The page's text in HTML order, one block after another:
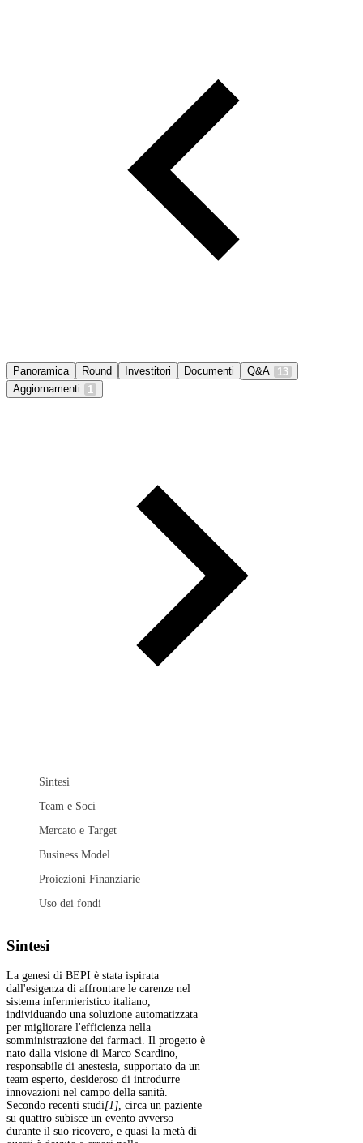
Panoramica Round Investitori Documenti Q&A
13
Aggiornamenti
1
Sintesi
Team e Soci
Mercato e Target
Business Model
Proiezioni Finanziarie
Uso dei fondi
Sintesi
La genesi di BEPI è stata ispirata
dall'esigenza di affrontare le carenze nel
sistema infermieristico italiano,
individuando una soluzione automatizzata
per migliorare l'efficienza nella
somministrazione dei farmaci. Il progetto è
nato dalla visione di Marco Scardino,
responsabile di anestesia, supportato da un
team esperto, desideroso di introdurre
innovazioni nel campo della sanità.
Secondo recenti studi[1], circa un paziente
su quattro subisce un evento avverso
durante il suo ricovero, e quasi la metà di